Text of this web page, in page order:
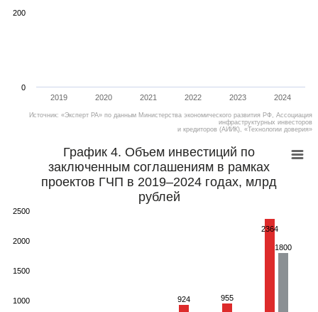
2019 2020 2021 2022 2023 2024
0
200
Источник: «Эксперт РА» по данным Министерства экономического развития РФ, Ассоциация
инфраструктурных инвесторов
и кредиторов (АИИК), «Технологии доверия»
График 4. Объем инвестиций по
заключенным соглашениям в рамках
проектов ГЧП в 2019–2024 годах, млрд
рублей
924 955
2364
1800
1000
1500
2000
2500